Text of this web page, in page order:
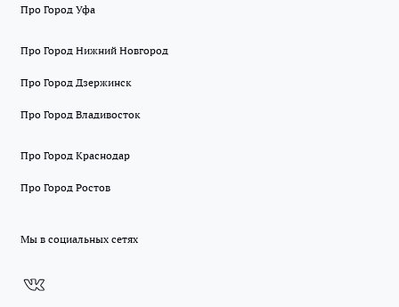
Про Город Уфа
Про Город Нижний Новгород
Про Город Дзержинск
Про Город Владивосток
Про Город Краснодар
Про Город Ростов
Мы в социальных сетях